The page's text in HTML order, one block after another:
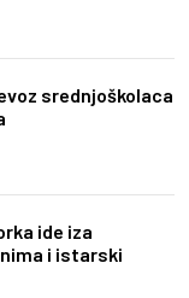
srednjoškolaca
ide iza
i istarski